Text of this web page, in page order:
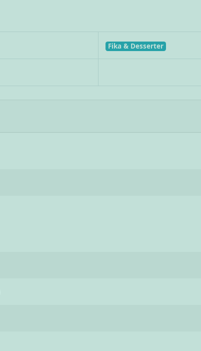
Fika & Desserter